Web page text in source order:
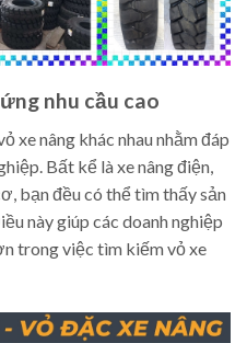
nhu cầu cao
xe nâng khác nhau nhằm đáp
Bất kể là xe nâng điện,
bạn đều có thể tìm thấy sản
này giúp các doanh nghiệp
trong việc tìm kiếm vỏ xe